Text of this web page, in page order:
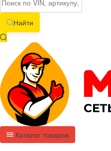
Найти
Каталог товаров